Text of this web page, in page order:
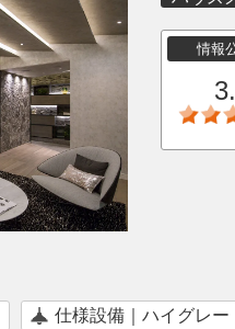
情報
仕様設備｜ハイグレー